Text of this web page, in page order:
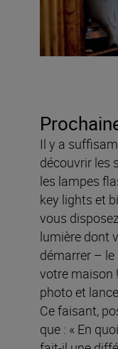
Il y a
découvrir les
les lampes
key lights et
vous
lumière dont
démarrer – le
votre maison
photo et
Ce faisant,
que : « En